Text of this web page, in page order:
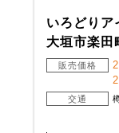
いろどりア
大垣市楽田
販売価格
交通